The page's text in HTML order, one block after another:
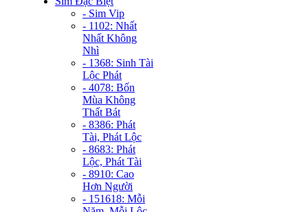
- Sim Vip
- 1102: Nhất
Nhất Không
Nhì
- 1368: Sinh Tài
Lộc Phát
- 4078: Bốn
Mùa Không
Thất Bát
- 8386: Phát
Tài, Phát Lộc
- 8683: Phát
Lộc, Phát Tài
- 8910: Cao
Hơn Người
- 151618: Mỗi